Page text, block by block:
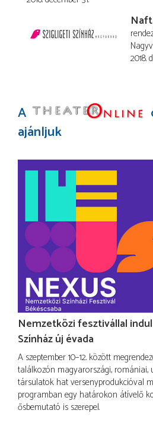
2018.
A
ajánljuk
Nemzetközi fesztivállal
Színház új évada
A szeptember 10–12. között
találkozón magyarországi, romániai,
társulatok hat versenyprodukcióval
programban egy határokon átívelő
ősbemutató is szerepel.